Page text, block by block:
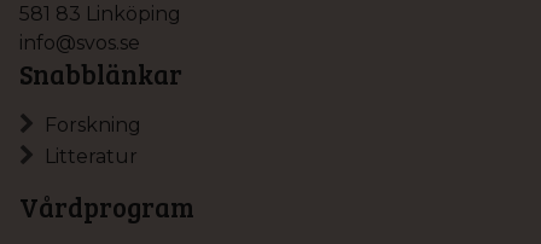
581 83 Linköping
info@svos.se
Snabblänkar
Forskning
Litteratur
Vårdprogram